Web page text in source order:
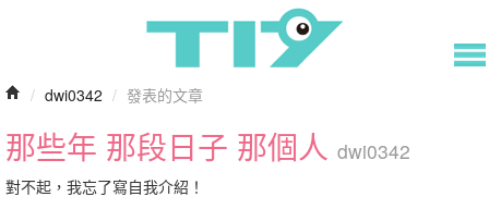
/ dwi0342 / 發表的文章
那些年 那段日子 那個人 dwi0342
對不起，我忘了寫自我介紹！